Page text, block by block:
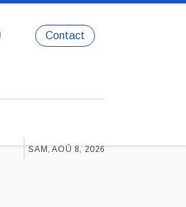
Contact
SAM, AOÛ 8, 2026